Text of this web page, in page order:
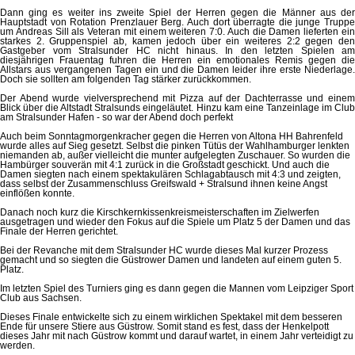
Dann ging es weiter ins zweite Spiel der Herren gegen die Männer aus der
Hauptstadt von Rotation Prenzlauer Berg. Auch dort überragte die junge Truppe
um Andreas Sill als Veteran mit einem weiteren 7:0. Auch die Damen lieferten ein
starkes 2. Gruppenspiel ab, kamen jedoch über ein weiteres 2:2 gegen den
Gastgeber vom Stralsunder HC nicht hinaus. In den letzten Spielen am
diesjährigen Frauentag fuhren die Herren ein emotionales Remis gegen die
Allstars aus vergangenen Tagen ein und die Damen leider ihre erste Niederlage.
Doch sie sollten am folgenden Tag stärker zurückkommen.
Der Abend wurde vielversprechend mit Pizza auf der Dachterrasse und einem
Blick über die Altstadt Stralsunds eingeläutet. Hinzu kam eine Tanzeinlage im Club
am Stralsunder Hafen - so war der Abend doch perfekt
Auch beim Sonntagmorgenkracher gegen die Herren von Altona HH Bahrenfeld
wurde alles auf Sieg gesetzt. Selbst die pinken Tütüs der Wahlhamburger lenkten
niemanden ab, außer vielleicht die munter aufgelegten Zuschauer. So wurden die
Hambürger souverän mit 4:1 zurück in die Großstadt geschickt. Und auch die
Damen siegten nach einem spektakulären Schlagabtausch mit 4:3 und zeigten,
dass selbst der Zusammenschluss Greifswald + Stralsund ihnen keine Angst
einflößen konnte.
Danach noch kurz die Kirschkernkissenkreismeisterschaften im Zielwerfen
ausgetragen und wieder den Fokus auf die Spiele um Platz 5 der Damen und das
Finale der Herren gerichtet.
Bei der Revanche mit dem Stralsunder HC wurde dieses Mal kurzer Prozess
gemacht und so siegten die Güstrower Damen und landeten auf einem guten 5.
Platz.
Im letzten Spiel des Turniers ging es dann gegen die Mannen vom Leipziger Sport
Club aus Sachsen.
Dieses Finale entwickelte sich zu einem wirklichen Spektakel mit dem besseren
Ende für unsere Stiere aus Güstrow. Somit stand es fest, dass der Henkelpott
dieses Jahr mit nach Güstrow kommt und darauf wartet, in einem Jahr verteidigt zu
werden.